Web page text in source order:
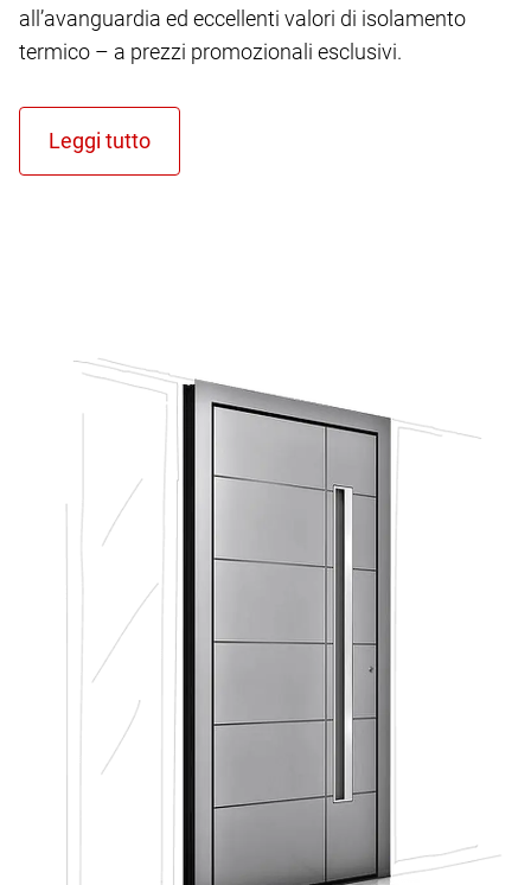
all’avanguardia ed eccellenti valori di isolamento
termico – a prezzi promozionali esclusivi.